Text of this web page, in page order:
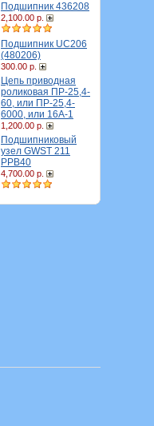
Подшипник 436208
2,100.00 р.
Подшипник UC206
(480206)
300.00 р.
Цепь приводная
роликовая ПР-25,4-
60, или ПР-25,4-
6000, или 16A-1
1,200.00 р.
Подшипниковый
узел GWST 211
PPB40
4,700.00 р.